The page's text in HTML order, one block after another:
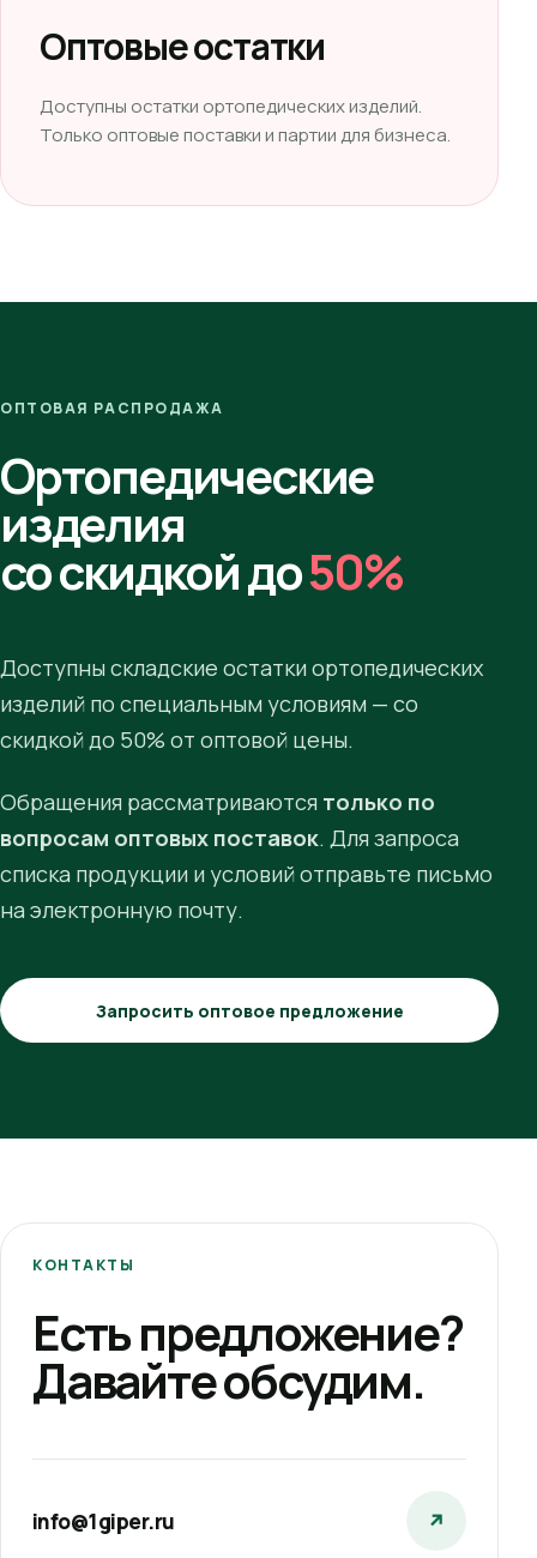
Оптовые остатки
Доступны остатки ортопедических изделий.
Только оптовые поставки и партии для бизнеса.
ОПТОВАЯ РАСПРОДАЖА
Ортопедические
изделия
со скидкой до50%
Доступны складские остатки ортопедических
изделий по специальным условиям — со
скидкой до 50% от оптовой цены.
Обращения рассматриваются только по
вопросам оптовых поставок. Для запроса
списка продукции и условий отправьте письмо
на электронную почту.
Запросить оптовое предложение
КОНТАКТЫ
Есть предложение?
Давайте обсудим.
info@1giper.ru ↗